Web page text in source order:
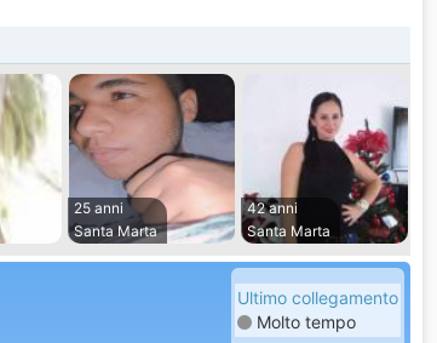
25 anni
Santa Marta
42 anni
Santa Marta
Ultimo collegamento
Molto tempo